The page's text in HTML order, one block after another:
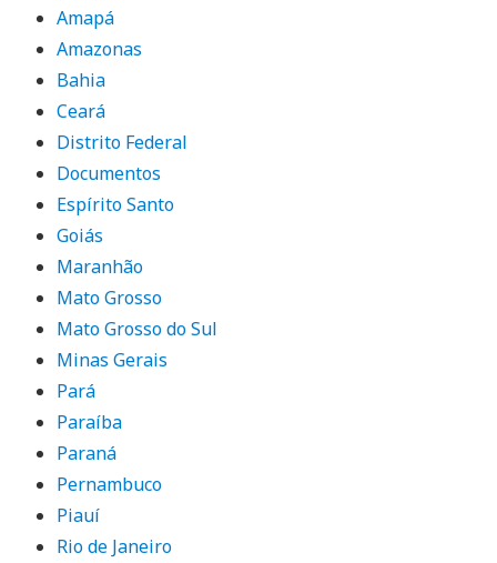
Amapá
Amazonas
Bahia
Ceará
Distrito Federal
Documentos
Espírito Santo
Goiás
Maranhão
Mato Grosso
Mato Grosso do Sul
Minas Gerais
Pará
Paraíba
Paraná
Pernambuco
Piauí
Rio de Janeiro